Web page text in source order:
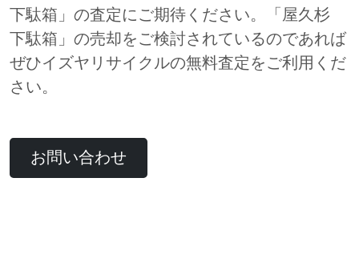
下駄箱」の査定にご期待ください。「屋久杉
下駄箱」の売却をご検討されているのであれば
ぜひイズヤリサイクルの無料査定をご利用くだ
さい。
お問い合わせ